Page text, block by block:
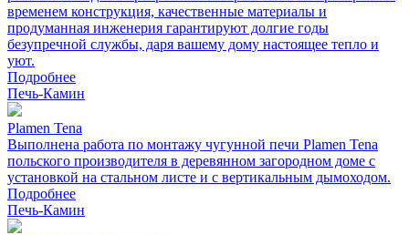
временем конструкция, качественные материалы и
продуманная инженерия гарантируют долгие годы
безупречной службы, даря вашему дому настоящее тепло и
уют.
Подробнее
Печь-Камин
Plamen Tena
Выполнена работа по монтажу чугунной печи Plamen Tena
польского производителя в деревянном загородном доме с
установкой на стальном листе и с вертикальным дымоходом.
Подробнее
Печь-Камин